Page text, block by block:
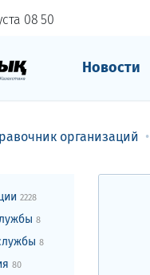
08 50
Новости
организаций
2228
8
8
80